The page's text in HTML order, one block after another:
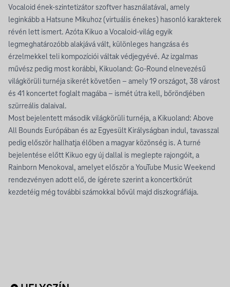
Vocaloid ének-szintetizátor szoftver használatával, amely
leginkább a Hatsune Mikuhoz (virtuális énekes) hasonló karakterek
révén lett ismert. Azóta Kikuo a Vocaloid-világ egyik
legmeghatározóbb alakjává vált, különleges hangzása és
érzelmekkel teli kompozíciói váltak védjegyévé. Az izgalmas
művész pedig most korábbi, Kikuoland: Go-Round elnevezésű
világkörüli turnéja sikerét követően – amely 19 országot, 38 várost
és 41 koncertet foglalt magába – ismét útra kell, bőröndjében
szürreális dalaival.
Most bejelentett második világkörüli turnéja, a Kikuoland: Above
All Bounds Európában és az Egyesült Királyságban indul, tavasszal
pedig először hallhatja élőben a magyar közönség is. A turné
bejelentése előtt Kikuo egy új dallal is meglepte rajongóit, a
Rainborn Menokoval, amelyet először a YouTube Music Weekend
rendezvényen adott elő, de ígérete szerint a koncertkörút
kezdetéig még további számokkal bővül majd diszkográfiája.